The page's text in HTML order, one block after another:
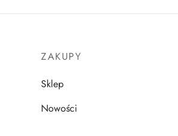
ZAKUPY
Sklep
Nowości